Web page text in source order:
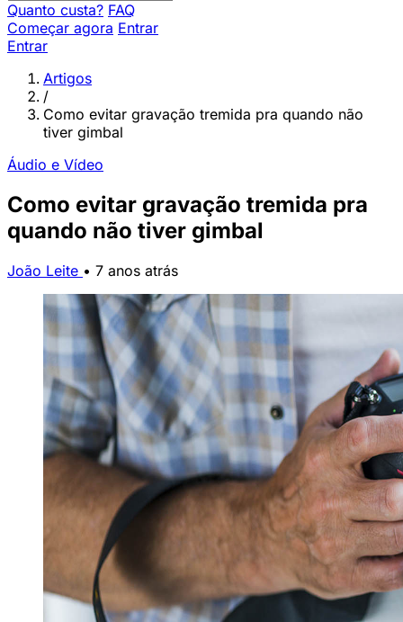
Quanto custa? FAQ
Começar agora Entrar
Entrar
Artigos
/
Como evitar gravação tremida pra quando não
tiver gimbal
Áudio e Vídeo
Como evitar gravação tremida pra
quando não tiver gimbal
João Leite • 7 anos atrás